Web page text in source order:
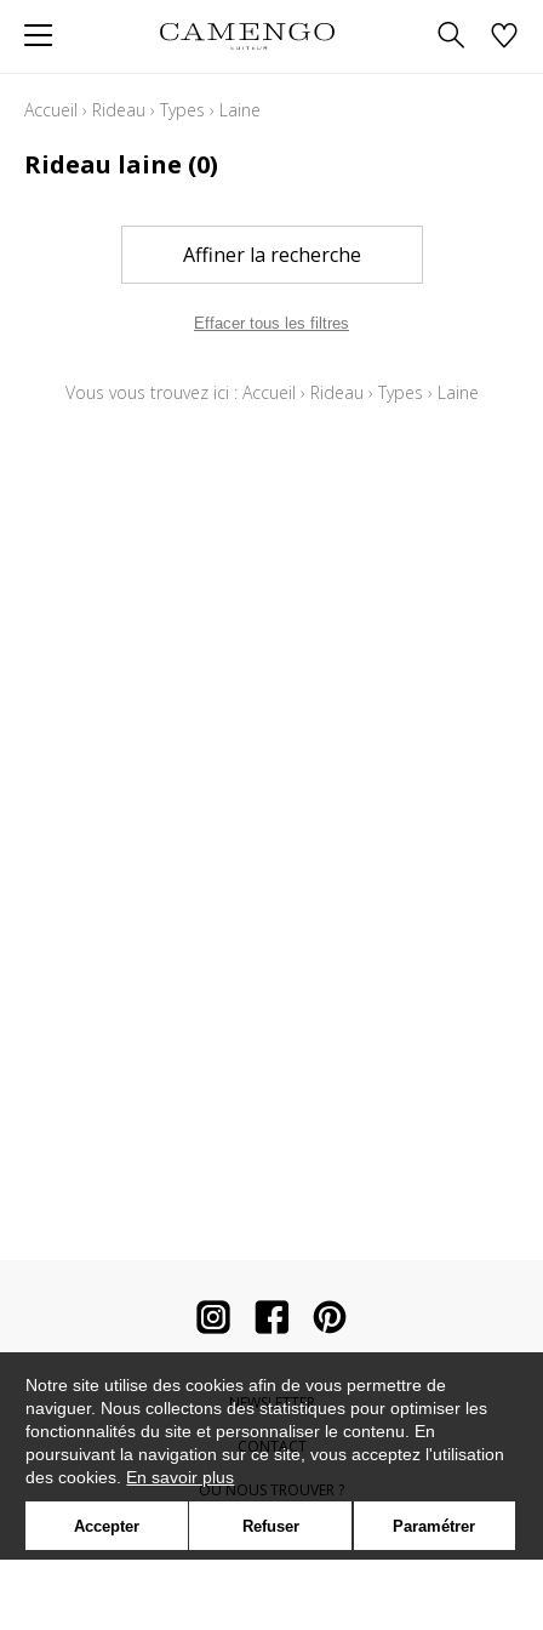
Accueil › Rideau › Types › Laine
Rideau laine (0)
Affiner la recherche
Effacer tous les filtres
Vous vous trouvez ici : Accueil › Rideau › Types › Laine
NEWSLETTER
CONTACT
OÙ NOUS TROUVER ?
CONTRACT
Notre site utilise des cookies afin de vous permettre de
naviguer. Nous collectons des statistiques pour optimiser les
fonctionnalités du site et personnaliser le contenu. En
poursuivant la navigation sur ce site, vous acceptez l'utilisation
des cookies. En savoir plus
Accepter Refuser Paramétrer